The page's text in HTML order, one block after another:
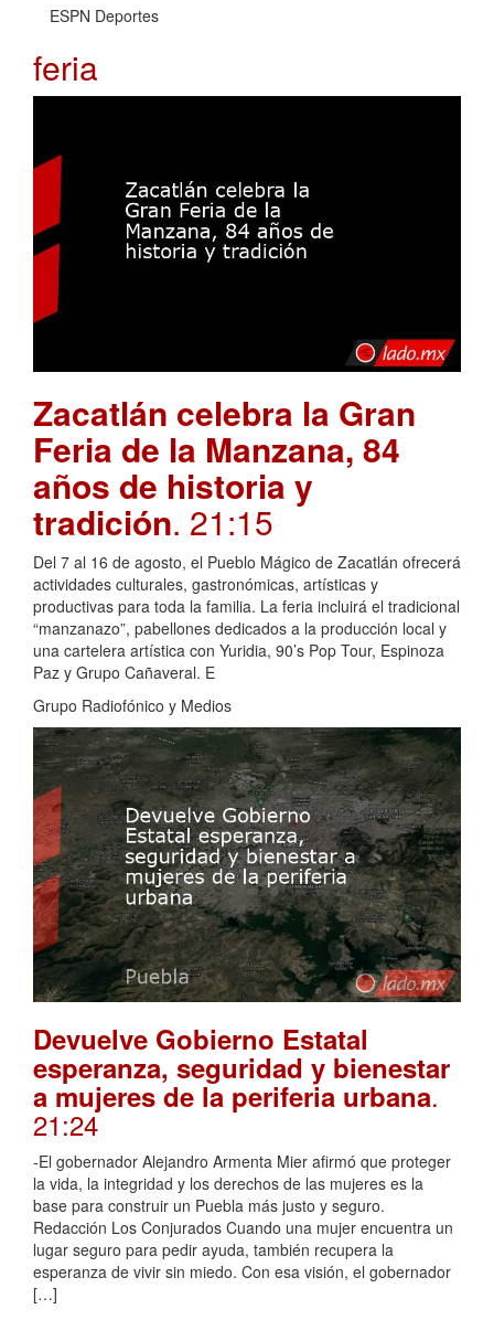
ESPN Deportes
feria
Zacatlán celebra la Gran
Feria de la Manzana, 84
años de historia y
tradición. 21:15
Del 7 al 16 de agosto, el Pueblo Mágico de Zacatlán ofrecerá
actividades culturales, gastronómicas, artísticas y
productivas para toda la familia. La feria incluirá el tradicional
“manzanazo”, pabellones dedicados a la producción local y
una cartelera artística con Yuridia, 90’s Pop Tour, Espinoza
Paz y Grupo Cañaveral. E
Grupo Radiofónico y Medios
Devuelve Gobierno Estatal
esperanza, seguridad y bienestar
a mujeres de la periferia urbana.
21:24
-El gobernador Alejandro Armenta Mier afirmó que proteger
la vida, la integridad y los derechos de las mujeres es la
base para construir un Puebla más justo y seguro.
Redacción Los Conjurados Cuando una mujer encuentra un
lugar seguro para pedir ayuda, también recupera la
esperanza de vivir sin miedo. Con esa visión, el gobernador
[…]